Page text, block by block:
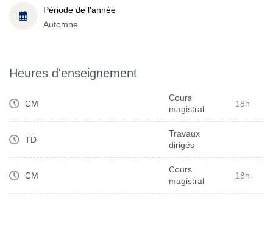
Période de l'année
Automne
Heures d'enseignement
CM
Cours
magistral
18h
TD
Travaux
dirigés
CM
Cours
magistral
18h